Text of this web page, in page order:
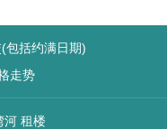
包括约满日期)
走势
河 租楼